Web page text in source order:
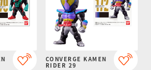
CONVERGE KAMEN
RIDER 29